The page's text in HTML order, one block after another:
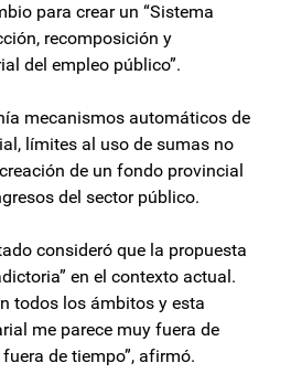
para crear un “Sistema
recomposición y
del empleo público”.
mecanismos automáticos de
límites al uso de sumas no
de un fondo provincial
del sector público.
consideró que la propuesta
en el contexto actual.
todos los ámbitos y esta
me parece muy fuera de
de tiempo”, afirmó.